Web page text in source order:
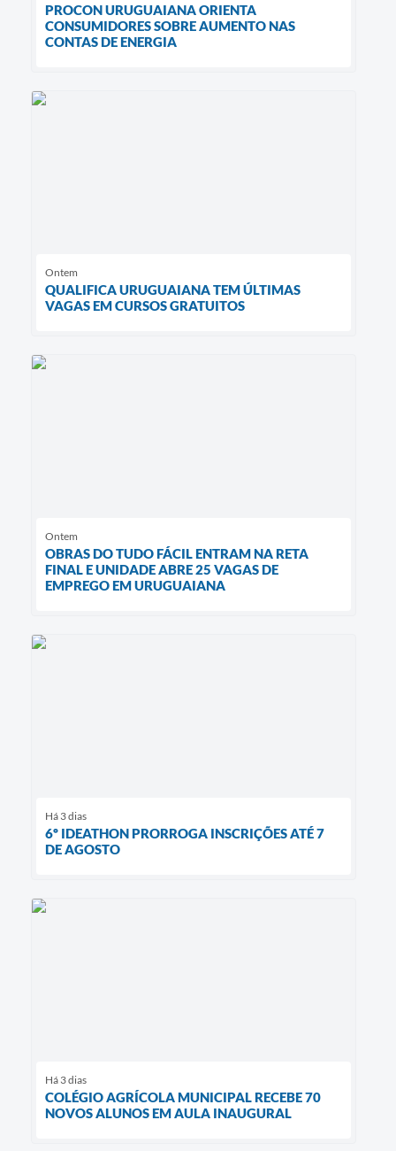
PROCON URUGUAIANA ORIENTA
CONSUMIDORES SOBRE AUMENTO NAS
CONTAS DE ENERGIA
Ontem
QUALIFICA URUGUAIANA TEM ÚLTIMAS
VAGAS EM CURSOS GRATUITOS
Ontem
OBRAS DO TUDO FÁCIL ENTRAM NA RETA
FINAL E UNIDADE ABRE 25 VAGAS DE
EMPREGO EM URUGUAIANA
Há 3 dias
6º IDEATHON PRORROGA INSCRIÇÕES ATÉ 7
DE AGOSTO
Há 3 dias
COLÉGIO AGRÍCOLA MUNICIPAL RECEBE 70
NOVOS ALUNOS EM AULA INAUGURAL